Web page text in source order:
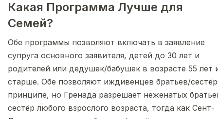
Какая Программа Лучше для
Семей?
Обе программы позволяют включать в заявление
супруга основного заявителя, детей до 30 лет и
родителей или дедушек/бабушек в возрасте 55 лет
старше. Обе позволяют иждивенцев братьев/
принципе, но Гренада разрешает неженатых
сестёр любого взрослого возраста, тогда как Сент-